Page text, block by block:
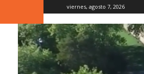
viernes, agosto 7, 2026